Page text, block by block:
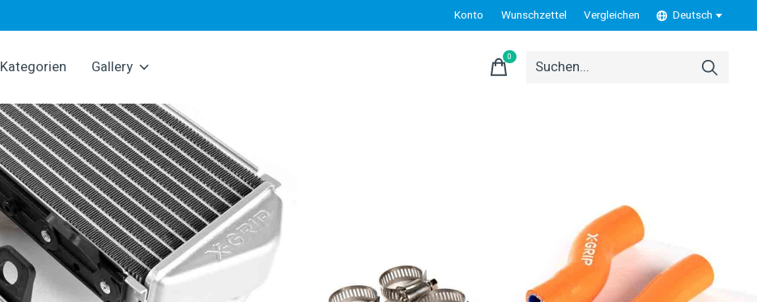
Konto Wunschzettel Vergleichen Deutsch
Kategorien Gallery
0items